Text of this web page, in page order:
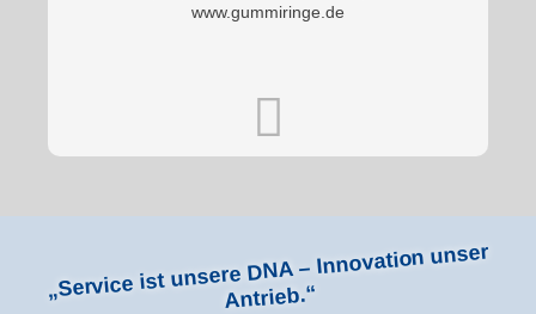
www.gummiringe.de
„Service ist unsere DNA – Innovation unser
Antrieb.“